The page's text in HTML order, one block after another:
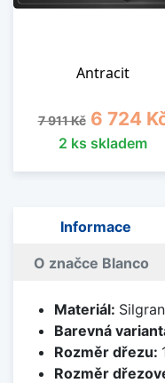
Antracit
Běžná cena
7 911 Kč Cena
6 724
2 ks skladem
Informace
O značce Blanco
Materiál:
Barevná
Rozměr dřezu:
Rozměr